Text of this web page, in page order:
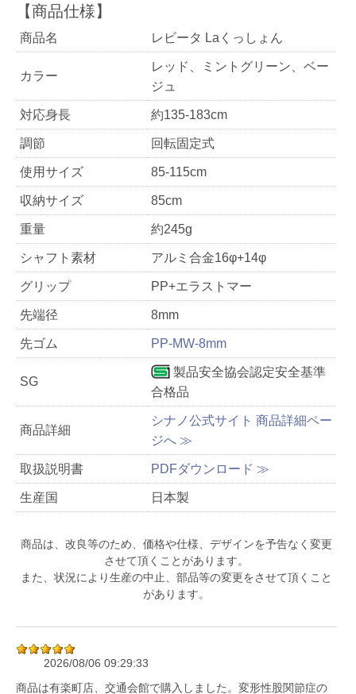
商品名 レビータ Laくっしょん
カラー
レッド、ミントグリーン、ベー
ジュ
対応身長 約135-183cm
調節 回転固定式
使用サイズ 85-115cm
収納サイズ 85cm
重量 約245g
シャフト素材 アルミ合金16φ+14φ
グリップ PP+エラストマー
先端径 8mm
先ゴム PP-MW-8mm
SG
製品安全協会認定安全基準
合格品
商品詳細
シナノ公式サイト 商品詳細ペー
ジへ ≫
取扱説明書 PDFダウンロード ≫
生産国 日本製
商品は、改良等のため、価格や仕様、デザインを予告なく変更
させて頂くことがあります。
また、状況により生産の中止、部品等の変更をさせて頂くこと
があります。
2026/08/06 09:29:33
商品は有楽町店、交通会館で購入しました。変形性股関節症の